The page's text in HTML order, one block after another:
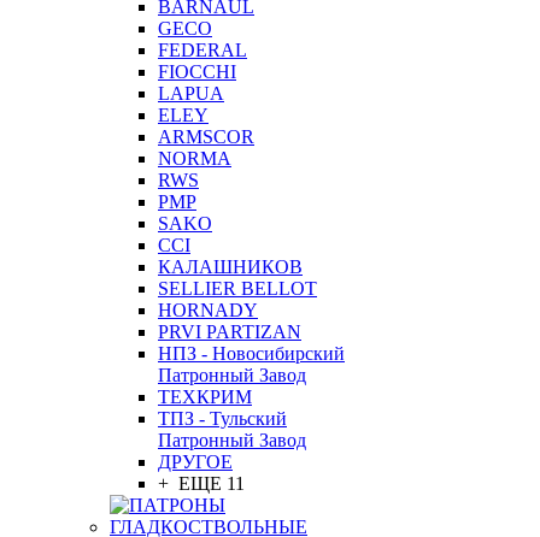
BARNAUL
GEСO
FEDERAL
FIOCCHI
LAPUA
ELEY
ARMSCOR
NORMA
RWS
PMP
SAKO
CCI
КАЛАШНИКОВ
SELLIER BELLOT
HORNADY
PRVI PARTIZAN
НПЗ - Новосибирский
Патронный Завод
ТЕХКРИМ
ТПЗ - Тульский
Патронный Завод
ДРУГОЕ
+ ЕЩЕ 11